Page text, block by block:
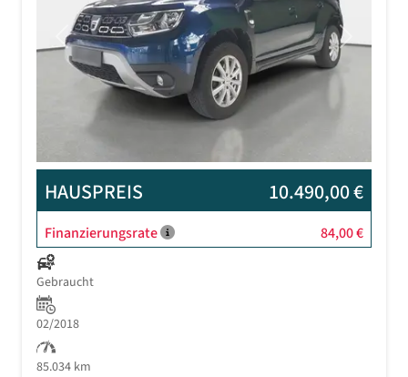
Previous Next
HAUSPREIS 10.490,00 €
Finanzierungsrate 84,00 €
Gebraucht
02/2018
85.034 km